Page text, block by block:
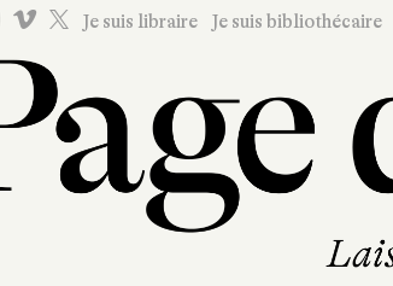
Je suis libraire Je suis bibliothécaire